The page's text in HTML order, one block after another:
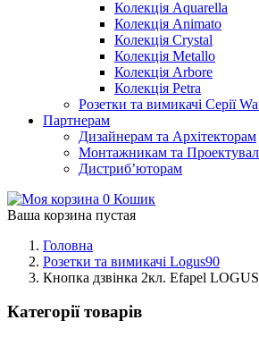
Колекція Aquarella
Колекція Animato
Колекція Crystal
Колекція Metallo
Колекція Arbore
Колекція Petra
Розетки та вимикачі Серії
Партнерам
Дизайнерам та Архітекторам
Монтажникам та
Дистриб’юторам
0 Кошик
Ваша корзина пустая
Головна
Розетки та вимикачі Logus90
Кнопка дзвінка 2кл. Efapel LOGUS
Категорії товарів